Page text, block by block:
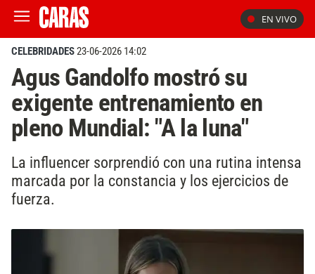
EN VIVO
CELEBRIDADES23-06-2026 14:02
Agus Gandolfo mostró su
exigente entrenamiento en
pleno Mundial: "A la luna"
La influencer sorprendió con una rutina intensa
marcada por la constancia y los ejercicios de
fuerza.